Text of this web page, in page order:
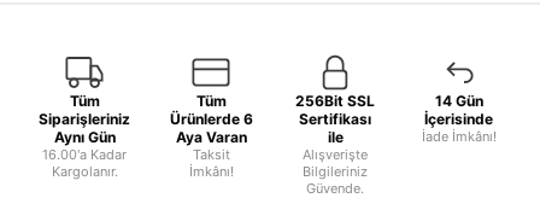
Tüm
Siparişleriniz
Aynı Gün
16.00'a Kadar
Kargolanır.
Tüm
Ürünlerde 6
Aya Varan
Taksit
İmkânı!
256Bit SSL
Sertifikası
ile
Alışverişte
Bilgileriniz
Güvende.
14 Gün
İçerisinde
İade İmkânı!